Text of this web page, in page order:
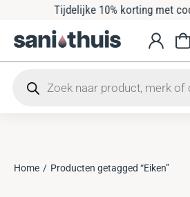
Tijdelijke 10% korting met
Je bent hier:
Home Producten getagged “Eiken”